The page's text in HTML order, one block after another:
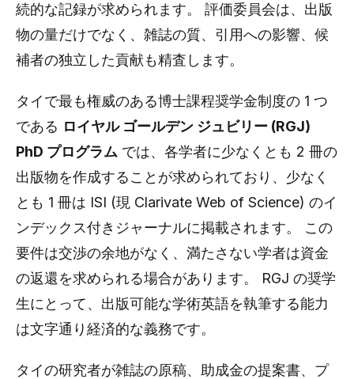
続的な記録が求められます。 評価委員会は、出版
物の量だけでなく、雑誌の質、引用への影響、候
補者の独立した貢献も精査します。
タイで最も権威のある博士課程奨学金制度の 1 つ
である ロイヤル ゴールデン ジュビリー (RGJ)
PhD プログラム では、各学者に少なくとも 2 冊の
出版物を作成することが求められており、少なく
とも 1 冊は ISI (現 Clarivate Web of Science) のイ
ンデックス付きジャーナルに掲載されます。 この
要件は交渉の余地がなく、満たさない学者は資金
の返還を求められる場合があります。 RGJ の奨学
生にとって、出版可能な学術英語を執筆する能力
は文字通り経済的な義務です。
タイの研究者が雑誌の原稿、助成金の提案書、プ